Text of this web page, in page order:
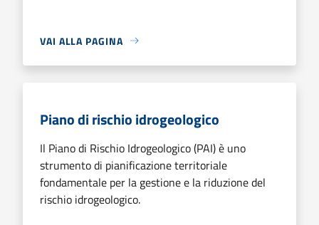
VAI ALLA PAGINA
Piano di rischio idrogeologico
Il Piano di Rischio Idrogeologico (PAI) è uno
strumento di pianificazione territoriale
fondamentale per la gestione e la riduzione del
rischio idrogeologico.